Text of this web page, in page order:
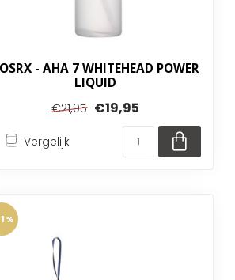
- AHA 7 WHITEHEAD POWER
LIQUID
€21,95 €19,95
Vergelijk